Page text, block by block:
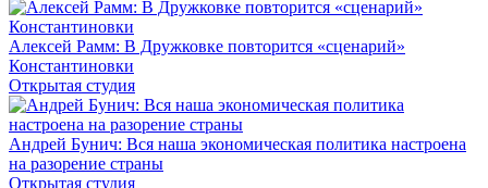
Алексей Рамм: В Дружковке повторится «сценарий»
Константиновки
Открытая студия
Андрей Бунич: Вся наша экономическая политика настроена
на разорение страны
Открытая студия